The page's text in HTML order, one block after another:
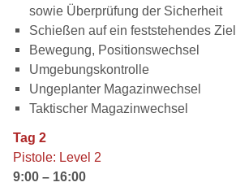
sowie Überprüfung der Sicherheit
Schießen auf ein feststehendes Ziel
Bewegung, Positionswechsel
Umgebungskontrolle
Ungeplanter Magazinwechsel
Taktischer Magazinwechsel
Tag 2
Pistole: Level 2
9:00 – 16:00